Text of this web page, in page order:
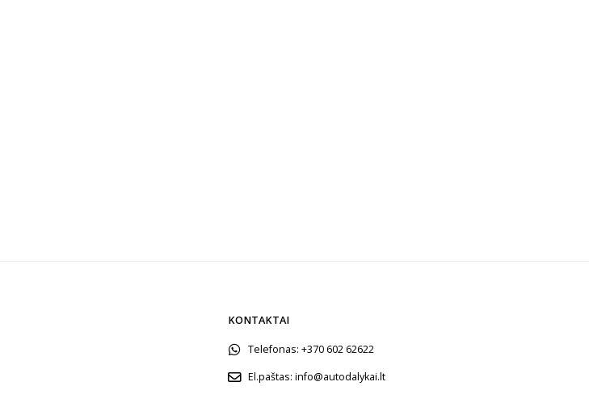
KONTAKTAI
Telefonas: +370 602 62622
El.paštas: info@autodalykai.lt